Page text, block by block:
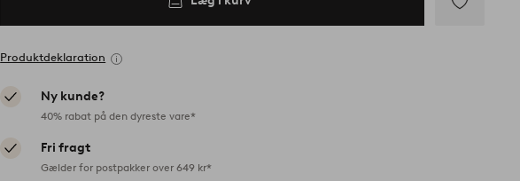
Produktdeklaration
Ny kunde?
40% rabat på den dyreste vare*
Fri fragt
Gælder for postpakker over 649 kr*